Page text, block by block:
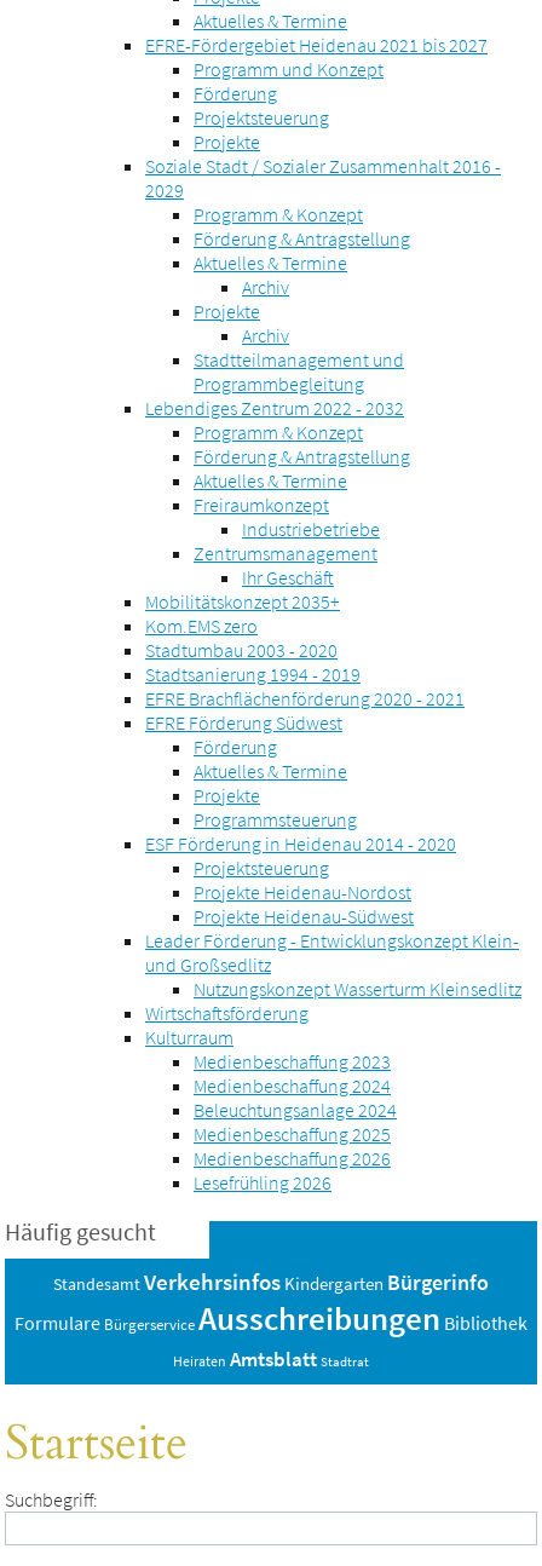
Aktuelles & Termine
EFRE-Fördergebiet Heidenau 2021 bis 2027
Programm und Konzept
Förderung
Projektsteuerung
Projekte
Soziale Stadt / Sozialer Zusammenhalt 2016 -
2029
Programm & Konzept
Förderung & Antragstellung
Aktuelles & Termine
Archiv
Projekte
Archiv
Stadtteilmanagement und
Programmbegleitung
Lebendiges Zentrum 2022 - 2032
Programm & Konzept
Förderung & Antragstellung
Aktuelles & Termine
Freiraumkonzept
Industriebetriebe
Zentrumsmanagement
Ihr Geschäft
Mobilitätskonzept 2035+
Kom.EMS zero
Stadtumbau 2003 - 2020
Stadtsanierung 1994 - 2019
EFRE Brachflächenförderung 2020 - 2021
EFRE Förderung Südwest
Förderung
Aktuelles & Termine
Projekte
Programmsteuerung
ESF Förderung in Heidenau 2014 - 2020
Projektsteuerung
Projekte Heidenau-Nordost
Projekte Heidenau-Südwest
Leader Förderung - Entwicklungskonzept Klein-
und Großsedlitz
Nutzungskonzept Wasserturm Kleinsedlitz
Wirtschaftsförderung
Kulturraum
Medienbeschaffung 2023
Medienbeschaffung 2024
Beleuchtungsanlage 2024
Medienbeschaffung 2025
Medienbeschaffung 2026
Lesefrühling 2026
Häufig gesucht
StandesamtVerkehrsinfos Kindergarten Bürgerinfo
Formulare BürgerserviceAusschreibungen Bibliothek
Heiraten Amtsblatt Stadtrat
Startseite
Suchbegriff: